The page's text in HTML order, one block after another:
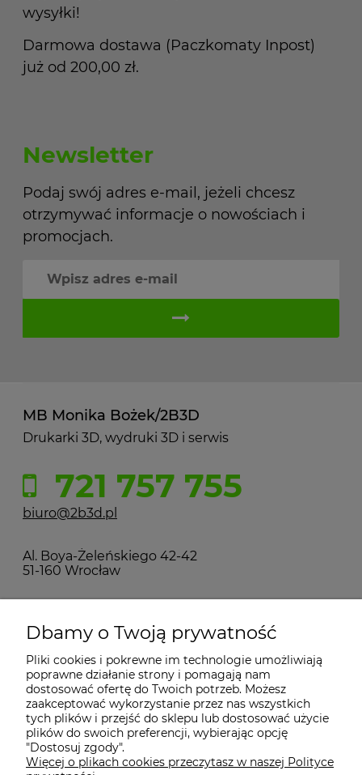
wysyłki!
Darmowa dostawa (Paczkomaty Inpost)
już od 200,00 zł.
Newsletter
Podaj swój adres e-mail, jeżeli chcesz
otrzymywać informacje o nowościach i
promocjach.
MB Monika Bożek/2B3D
Drukarki 3D, wydruki 3D i serwis
721 757 755
biuro@2b3d.pl
Al. Boya-Żeleńskiego 42-42
51-160 Wrocław
MOJE KONTO
PŁATNOŚCI I DOSTAWA
INFORMACJE
KONTAKT
Dbamy o Twoją prywatność
Pliki cookies i pokrewne im technologie umożliwiają
poprawne działanie strony i pomagają nam
dostosować ofertę do Twoich potrzeb. Możesz
zaakceptować wykorzystanie przez nas wszystkich
tych plików i przejść do sklepu lub dostosować użycie
plików do swoich preferencji, wybierając opcję
"Dostosuj zgody".
Więcej o plikach cookies przeczytasz w naszej Polityce